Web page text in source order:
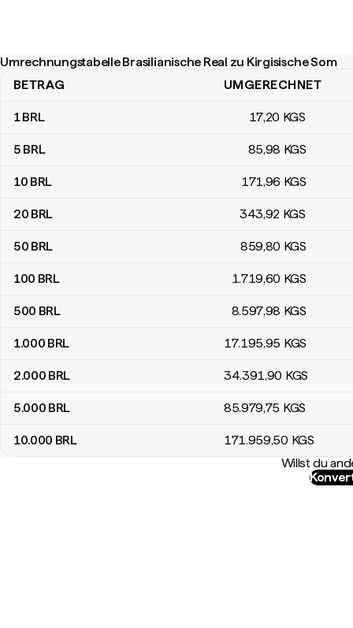
Umrechnungstabelle Brasilianische Real zu Kirgisische Som
Umrechnungstabelle Brasilianische Real zu Kirgisische Som
BETRAG UMGERECHNET
1BRL 17,20 KGS
5 BRL 85,98 KGS
10 BRL 171,96 KGS
20 BRL 343,92 KGS
50 BRL 859,80 KGS
100 BRL 1.719,60 KGS
500 BRL 8.597,98 KGS
1.000 BRL 17.195,95 KGS
2.000 BRL 34.391,90 KGS
5.000 BRL 85.979,75 KGS
10.000 BRL 171.959,50 KGS
Willst du